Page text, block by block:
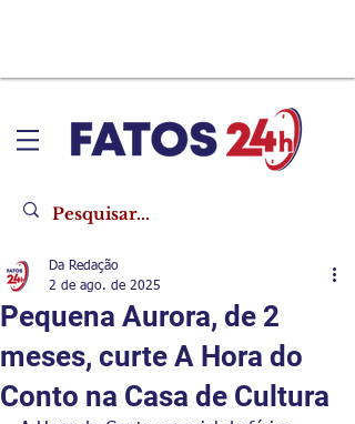
Pequena Aurora, de 2
meses, curte A Hora do
Conto na Casa de Cultura
Da Redação
2 de ago. de 2025